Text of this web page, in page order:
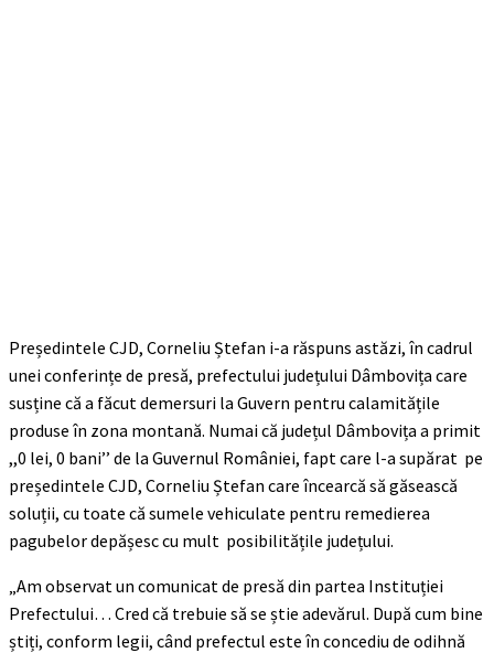
Președintele CJD, Corneliu Ștefan i-a răspuns astăzi, în cadrul
unei conferințe de presă, prefectului județului Dâmbovița care
susține că a făcut demersuri la Guvern pentru calamitățile
produse în zona montană. Numai că județul Dâmbovița a primit
,,0 lei, 0 bani’’ de la Guvernul României, fapt care l-a supărat pe
președintele CJD, Corneliu Ștefan care încearcă să găsească
soluții, cu toate că sumele vehiculate pentru remedierea
pagubelor depășesc cu mult posibilitățile județului.
„Am observat un comunicat de presă din partea Instituției
Prefectului… Cred că trebuie să se știe adevărul. După cum bine
știți, conform legii, când prefectul este în concediu de odihnă